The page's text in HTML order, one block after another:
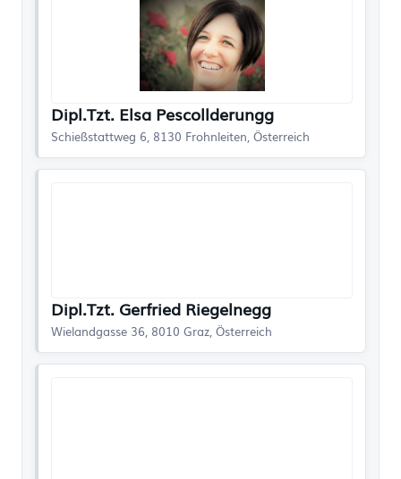
Dipl.Tzt. Elsa Pescollderungg
Schießstattweg 6, 8130 Frohnleiten, Österreich
Dipl.Tzt. Gerfried Riegelnegg
Wielandgasse 36, 8010 Graz, Österreich